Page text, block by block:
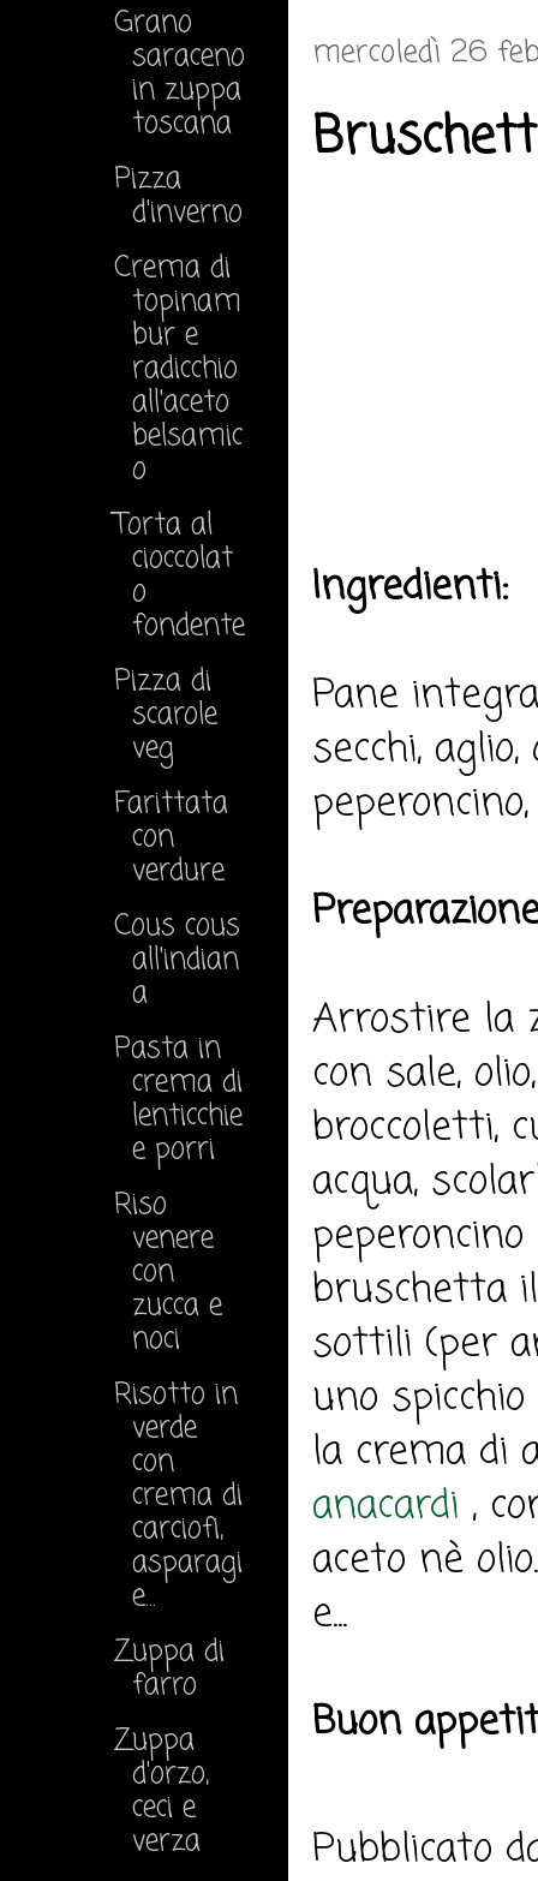
mercoledì 26
Ingredienti:
Pane
secchi,
Arrostire la
con sale,
broccoletti,
acqua,
bruschetta
sottili (per
uno
la crema di
anacardi ,
aceto nè
e...
Buon
Pubblicato
Grano
saraceno
in zuppa
toscana
Pizza
d'inverno
Crema di
topinam
bur e
radicchio
all'aceto
belsamic
o
Torta al
cioccolat
o
fondente
Pizza di
scarole
veg
Farittata
con
verdure
Cous cous
all'indian
a
Pasta in
crema di
lenticchie
e porri
Riso
venere
con
zucca e
noci
Risotto in
verde
con
crema di
carciofi,
asparagi
e...
Zuppa di
farro
Zuppa
d'orzo,
ceci e
verza